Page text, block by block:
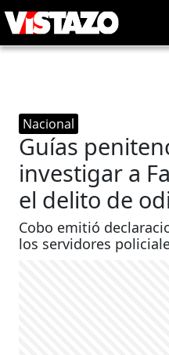
Nacional
Guías
investigar a
el delito de
Cobo emitió
los servidores